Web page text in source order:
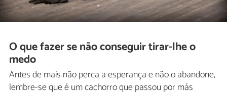
O que fazer se não conseguir tirar-lhe o
medo
Antes de mais não perca a esperança e não o abandone,
lembre-se que é um cachorro que passou por más